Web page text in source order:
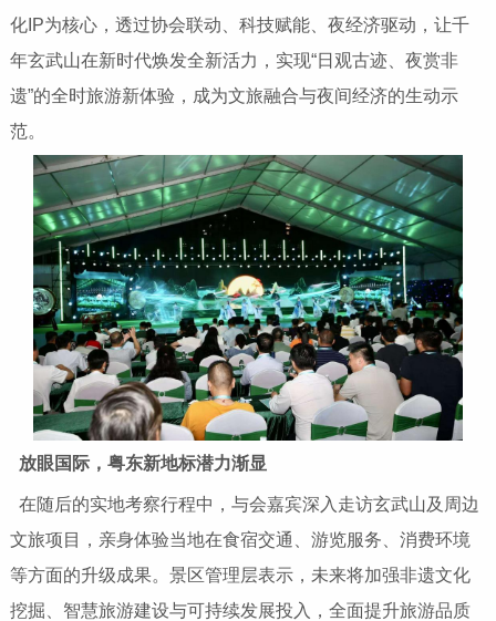
化IP为核心，透过协会联动、科技赋能、夜经济驱动，让千
年玄武山在新时代焕发全新活力，实现“日观古迹、夜赏非
遗”的全时旅游新体验，成为文旅融合与夜间经济的生动示
范。
放眼国际，粤东新地标潜力渐显
在随后的实地考察行程中，与会嘉宾深入走访玄武山及周边
文旅项目，亲身体验当地在食宿交通、游览服务、消费环境
等方面的升级成果。景区管理层表示，未来将加强非遗文化
挖掘、智慧旅游建设与可持续发展投入，全面提升旅游品质